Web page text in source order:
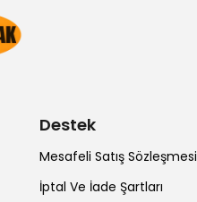
Destek
Mesafeli Satış Sözleşmesi
İptal Ve İade Şartları